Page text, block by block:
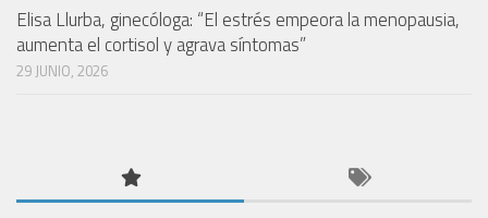
Elisa Llurba, ginecóloga: “El estrés empeora la menopausia,
aumenta el cortisol y agrava síntomas”
29 JUNIO, 2026